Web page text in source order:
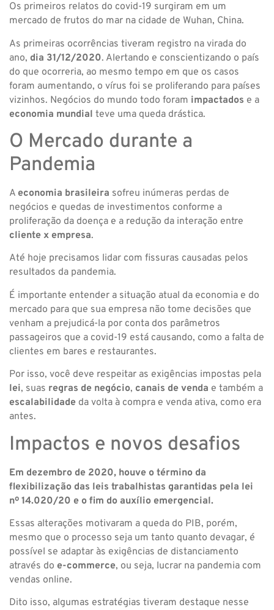
Os primeiros relatos do covid-19 surgiram em um
mercado de frutos do mar na cidade de Wuhan, China.
As primeiras ocorrências tiveram registro na virada do
ano, dia 31/12/2020. Alertando e conscientizando o país
do que ocorreria, ao mesmo tempo em que os casos
foram aumentando, o vírus foi se proliferando para países
vizinhos. Negócios do mundo todo foram impactados e a
economia mundial teve uma queda drástica.
O Mercado durante a
Pandemia
A economia brasileira sofreu inúmeras perdas de
negócios e quedas de investimentos conforme a
proliferação da doença e a redução da interação entre
cliente x empresa.
Até hoje precisamos lidar com fissuras causadas pelos
resultados da pandemia.
É importante entender a situação atual da economia e do
mercado para que sua empresa não tome decisões que
venham a prejudicá-la por conta dos parâmetros
passageiros que a covid-19 está causando, como a falta de
clientes em bares e restaurantes.
Por isso, você deve respeitar as exigências impostas pela
lei, suas regras de negócio, canais de venda e também a
escalabilidade da volta à compra e venda ativa, como era
antes.
Impactos e novos desafios
Em dezembro de 2020, houve o término da
flexibilização das leis trabalhistas garantidas pela lei
nº 14.020/20 e o fim do auxílio emergencial.
Essas alterações motivaram a queda do PIB, porém,
mesmo que o processo seja um tanto quanto devagar, é
possível se adaptar às exigências de distanciamento
através do e-commerce, ou seja, lucrar na pandemia com
vendas online.
Dito isso, algumas estratégias tiveram destaque nesse